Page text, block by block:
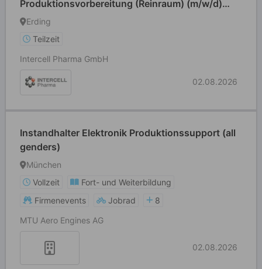
Produktionsvorbereitung (Reinraum) (m/w/d)
Teilzeit
Erding
Teilzeit
Intercell Pharma GmbH
02.08.2026
Instandhalter Elektronik Produktionssupport (all
genders)
München
Vollzeit
Fort- und Weiterbildung
Firmenevents
Jobrad
8
MTU Aero Engines AG
02.08.2026